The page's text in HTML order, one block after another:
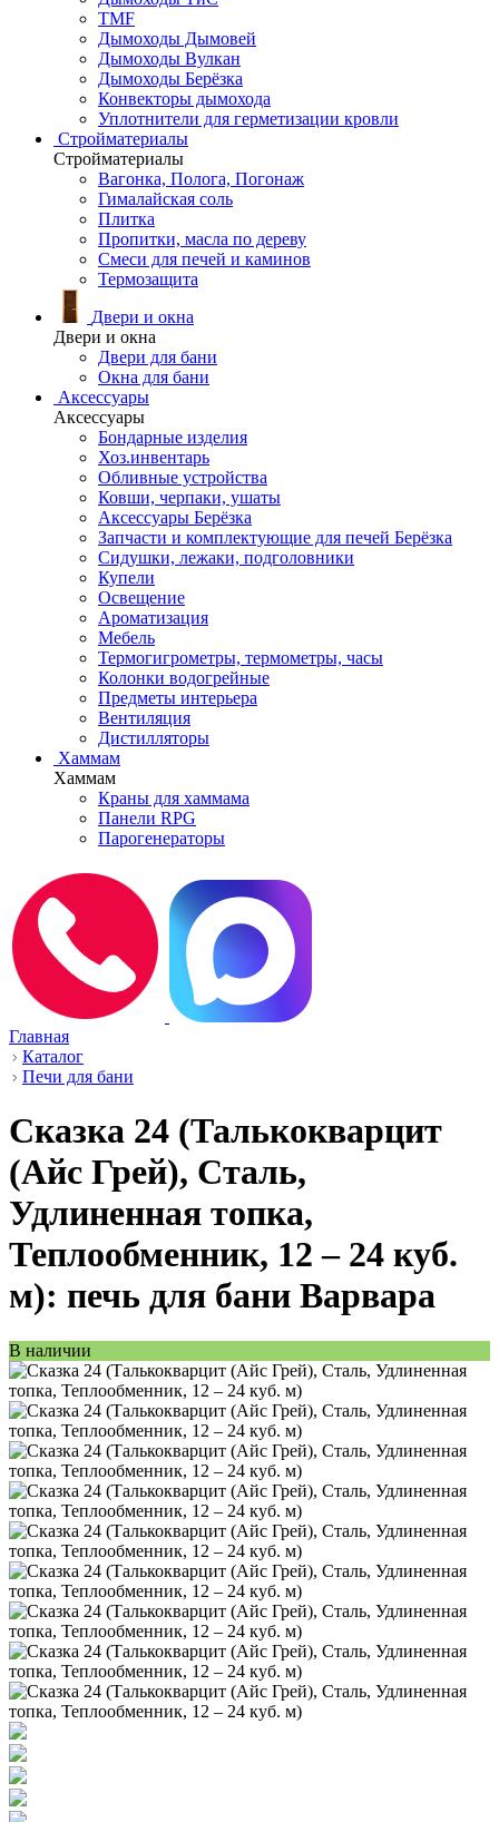
TMF
Дымоходы Дымовей
Дымоходы Вулкан
Дымоходы Берёзка
Конвекторы дымохода
Уплотнители для герметизации кровли
Стройматериалы
Стройматериалы
Вагонка, Полога, Погонаж
Гималайская соль
Плитка
Пропитки, масла по дереву
Смеси для печей и каминов
Термозащита
Двери и окна
Двери и окна
Двери для бани
Окна для бани
Аксессуары
Аксессуары
Бондарные изделия
Хоз.инвентарь
Обливные устройства
Ковши, черпаки, ушаты
Аксессуары Берёзка
Запчасти и комплектующие для печей Берёзка
Сидушки, лежаки, подголовники
Купели
Освещение
Ароматизация
Мебель
Термогигрометры, термометры, часы
Колонки водогрейные
Предметы интерьера
Вентиляция
Дистилляторы
Хаммам
Хаммам
Краны для хаммама
Панели RPG
Парогенераторы
Главная
Каталог
Печи для бани
Сказка 24 (Талькокварцит
(Айс Грей), Сталь,
Удлиненная топка,
Теплообменник, 12 – 24 куб.
м): печь для бани Варвара
В наличии